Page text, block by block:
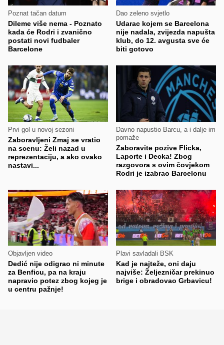
Poznat tačan datum
Dileme više nema - Poznato
kada će Rodri i zvanično
postati novi fudbaler
Barcelone
Dao zeleno svjetlo
Udarac kojem se Barcelona
nije nadala, zvijezda napušta
klub, do 12. avgusta sve će
biti gotovo
Prvi gol u novoj sezoni
Zaboravljeni Zmaj se vratio
na scenu: Želi nazad u
reprezentaciju, a ako ovako
nastavi...
Davno napustio Barcu, a i dalje im
pomaže
Zaboravite pozive Flicka,
Laporte i Decka! Zbog
razgovora s ovim čovjekom
Rodri je izabrao Barcelonu
Objavljen video
Dedić nije odigrao ni minute
za Benficu, pa na kraju
napravio potez zbog kojeg je
u centru pažnje!
Plavi savladali BSK
Kad je najteže, oni daju
najviše: Željezničar prekinuo
brige i obradovao Grbavicu!